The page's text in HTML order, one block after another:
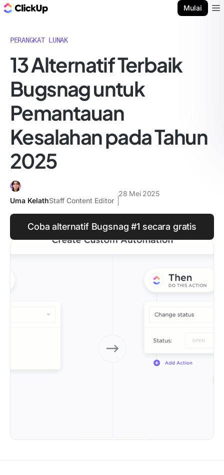
Mulai
PERANGKAT LUNAK
13 Alternatif Terbaik
Bugsnag untuk
Pemantauan
Kesalahan pada Tahun
2025
Uma KelathStaff Content Editor
28 Mei 2025
Coba alternatif Bugsnag #1 secara gratis